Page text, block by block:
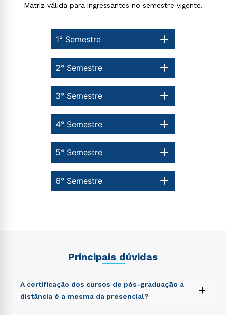
Matriz válida para ingressantes no semestre vigente.
1° Semestre
6° Semestre
5° Semestre
4° Semestre
3° Semestre
2° Semestre
Principais dúvidas
A certificação dos cursos de pós-graduação a
distância é a mesma da presencial?
+